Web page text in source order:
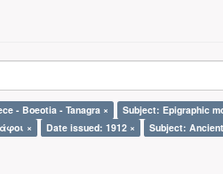
- Boeotia - Tanagra × Subject: Epigraphic
× Date issued: 1912 × Subject: